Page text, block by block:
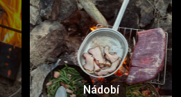
Nádobí